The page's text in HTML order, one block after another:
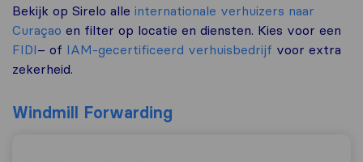
Bekijk op Sirelo alle internationale verhuizers naar
Curaçao en filter op locatie en diensten. Kies voor een
FIDI– of IAM-gecertificeerd verhuisbedrijf voor extra
zekerheid.
Windmill Forwarding